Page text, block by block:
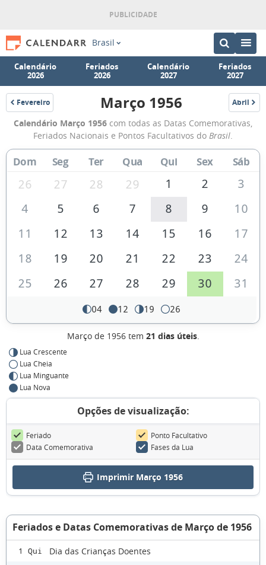
Brasil
Calendário
2026
Feriados
2026
Calendário
2027
Feriados
2027
Fevereiro
1956
Calendário
de
Março
de
1956
Março 1956 Abril
1956
Calendário Março 1956 com todas as Datas Comemorativas,
Feriados Nacionais e Pontos Facultativos do Brasil.
Dom Seg Ter Qua Qui Sex Sáb
26 27 28 29 1 2
3
4
5 6 7 8 9
10
11
12 13 14 15 16
17
18
19 20 21 22 23
24
25
26 27 28 29 30 31
04 12 19 26
Março de 1956 tem 21 dias úteis.
Lua Crescente
Lua Cheia
Lua Minguante
Lua Nova
Opções de visualização:
Feriado
Ponto Facultativo
Data Comemorativa
Fases da Lua
Imprimir Março 1956
Feriados e Datas Comemorativas de Março de 1956
1 Qui Dia das Crianças Doentes